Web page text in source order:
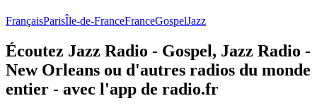
FrançaisParisÎle-de-FranceFranceGospelJazz
Écoutez Jazz Radio - Gospel, Jazz Radio -
New Orleans ou d'autres radios du monde
entier - avec l'app de radio.fr